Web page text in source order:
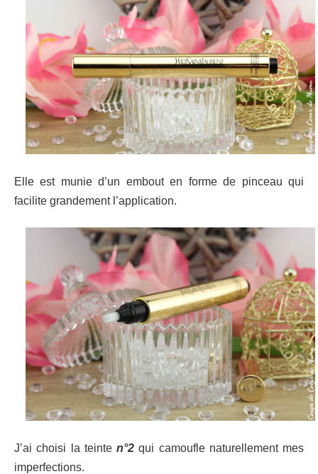
Elle est munie d’un embout en forme de pinceau qui
facilite grandement l’application.
J’ai choisi la teinte n°2 qui camoufle naturellement mes
imperfections.